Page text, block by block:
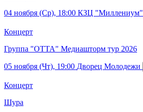
04 ноября (Ср), 18:00 КЗЦ "Миллениум"
Концерт
Группа "ОТТА" Медиашторм тур 2026
05 ноября (Чт), 19:00 Дворец Молодежи
Концерт
Шура